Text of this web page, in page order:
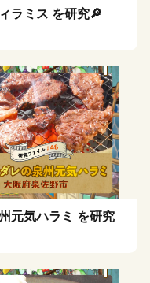
ラミス を研究🔎
元気ハラミ を研究